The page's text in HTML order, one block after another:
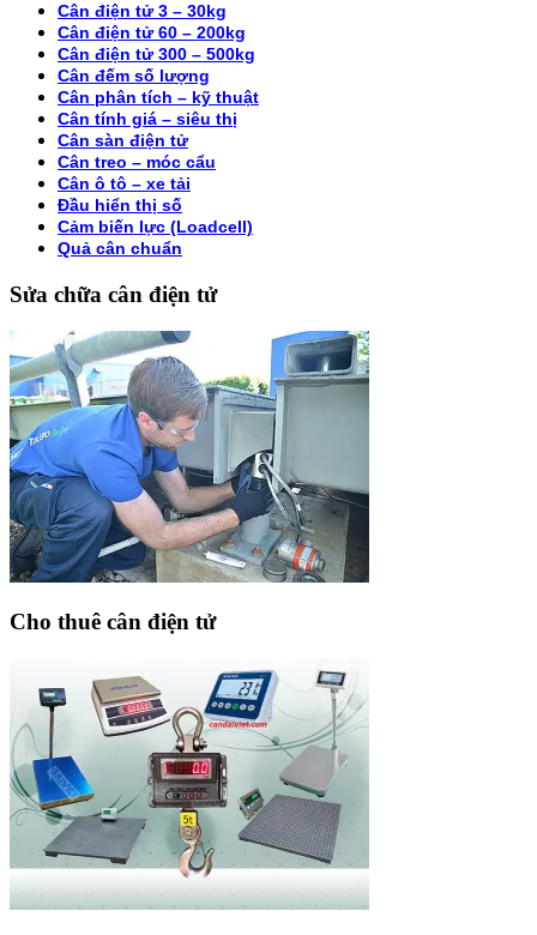
Cân điện tử 3 – 30kg
Cân điện tử 60 – 200kg
Cân điện tử 300 – 500kg
Cân đếm số lượng
Cân phân tích – kỹ thuật
Cân tính giá – siêu thị
Cân sàn điện tử
Cân treo – móc cẩu
Cân ô tô – xe tải
Đầu hiển thị số
Cảm biến lực (Loadcell)
Quả cân chuẩn
Sửa chữa cân điện tử
Cho thuê cân điện tử